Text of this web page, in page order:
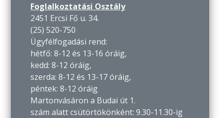
Foglalkoztatási Osztály
2451 Ercsi Fő u. 34.
(25) 520-750
Ügyfélfogadási rend:
hétfő: 8-12 és 13-16 óráig,
kedd: 8-12 óráig,
szerda: 8-12 és 13-17 óráig,
péntek: 8-12 óráig
Martonvásáron a Budai út 1.
szám alatt csütörtökönként: 9.30-11.30-ig